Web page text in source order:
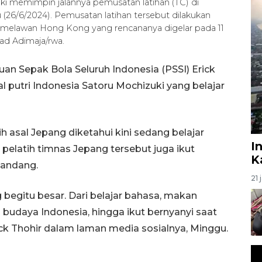
memimpin jalannya pemusatan latihan (TC) di
6/2024). Pemusatan latihan tersebut dilakukan
Hong Kong yang rencananya digelar pada 11
Adimaja/rwa.
Sepak Bola Seluruh Indonesia (PSSI) Erick
putri Indonesia Satoru Mochizuki yang belajar
asal Jepang diketahui kini sedang belajar
timnas Jepang tersebut juga ikut
besar. Dari belajar bahasa, makan
Indonesia, hingga ikut bernyanyi saat
Thohir dalam laman media sosialnya, Minggu.
21